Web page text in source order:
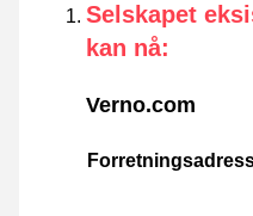
Selskapet
kan nå:
Verno.com